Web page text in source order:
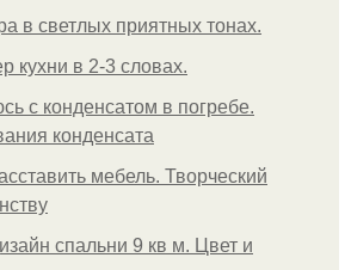
в светлых приятных тонах.
кухни в 2-3 словах.
с конденсатом в погребе.
конденсата
мебель. Творческий
спальни 9 кв м. Цвет и